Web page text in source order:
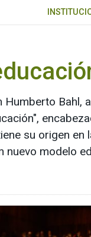
Humberto Bahl,
su origen
nuevo modelo